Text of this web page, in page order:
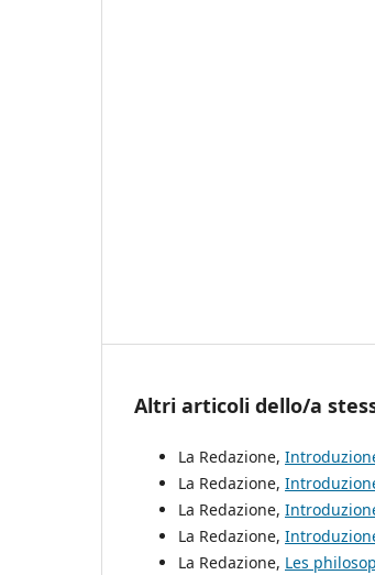
Altri articoli dello/a
La Redazione,
La Redazione,
La Redazione,
La Redazione,
La Redazione, Les